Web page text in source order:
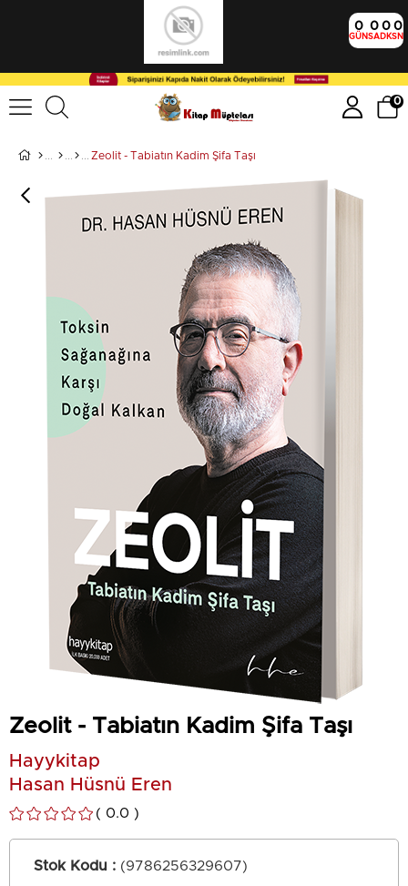
0
GÜN
0
SA
0
DK
0
SN
0
Zeolit - Tabiatın Kadim Şifa Taşı
Zeolit - Tabiatın Kadim Şifa Taşı
Hayykitap
Hasan Hüsnü Eren
0.0
Stok Kodu
(9786256329607)